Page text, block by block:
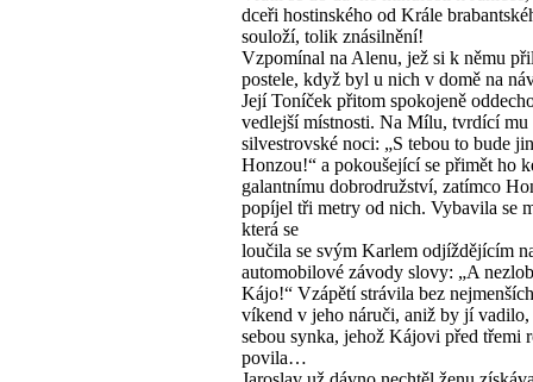
dceři hostinského od Krále
souloží, tolik znásilnění!
Vzpomínal na Alenu, jež si k němu
postele, když byl u nich v domě na
Její Toníček přitom spokojeně
vedlejší místnosti. Na Mílu, tvrdící mu
silvestrovské noci: „S tebou to bude
Honzou!“ a pokoušející se přimět ho
galantnímu dobrodružství, zatímco
popíjel tři metry od nich. Vybavila se
která se
loučila se svým Karlem odjíždějícím
automobilové závody slovy: „A
Kájo!“ Vzápětí strávila bez
víkend v jeho náruči, aniž by jí vadilo,
sebou synka, jehož Kájovi před třemi
povila…